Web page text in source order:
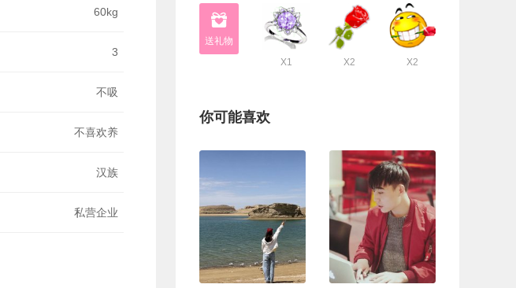
60kg
3
不吸
不喜欢养
汉族
私营企业

X1 X2 X2
你可能喜欢